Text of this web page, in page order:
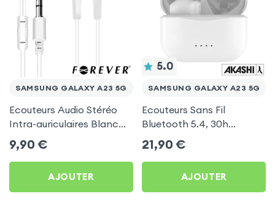
SAMSUNG GALAXY A23 5G
Ecouteurs Audio Stéréo
Intra-auriculaires Blanc
by Forever pour Samsung
Galaxy A23 5G
9,90 €
AJOUTER
5.0
SAMSUNG GALAXY A23 5G
Ecouteurs Sans Fil
Bluetooth 5.4, 30h
d'autonomie, Son Stéréo,
Akashi - Blanc pour
Samsung Galaxy A23 5G
21,90 €
AJOUTER